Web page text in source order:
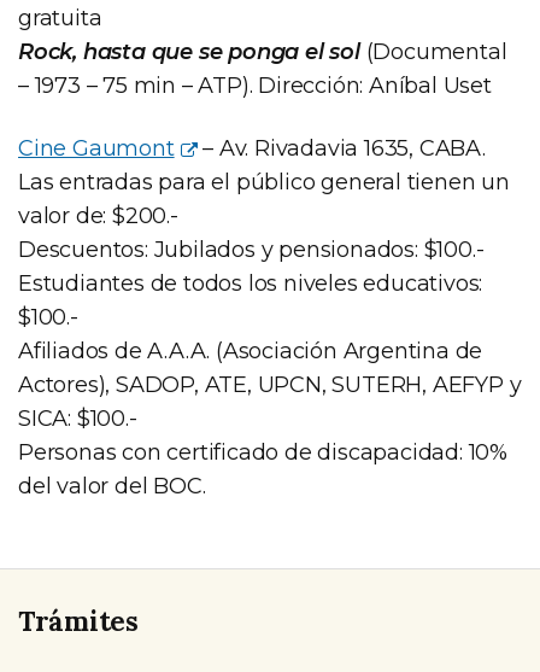
gratuita
Rock, hasta que se ponga el sol(Documental
– 1973 – 75 min – ATP). Dirección: Aníbal Uset
Cine Gaumont
– Av. Rivadavia 1635, CABA.
Las entradas para el público general tienen un
valor de: $200.-
Descuentos: Jubilados y pensionados: $100.-
Estudiantes de todos los niveles educativos:
$100.-
Afiliados de A.A.A. (Asociación Argentina de
Actores), SADOP, ATE, UPCN, SUTERH, AEFYP y
SICA: $100.-
Personas con certificado de discapacidad: 10%
del valor del BOC.
Trámites